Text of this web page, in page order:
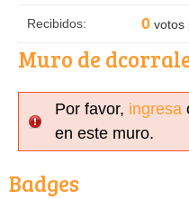
Recibidos: 0 votos
Muro de
Por favor, ingresa
en este muro.
Badges